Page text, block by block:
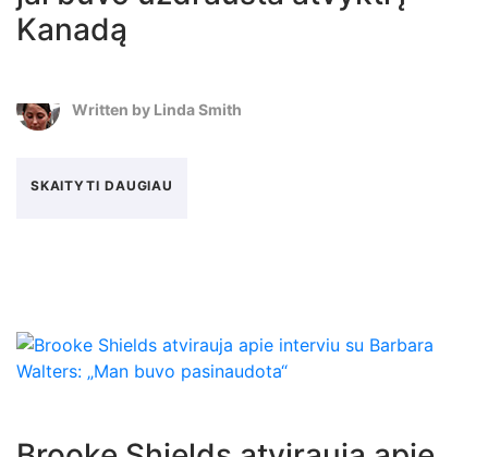
Kanadą
Written by Linda Smith
SKAITYTI DAUGIAU